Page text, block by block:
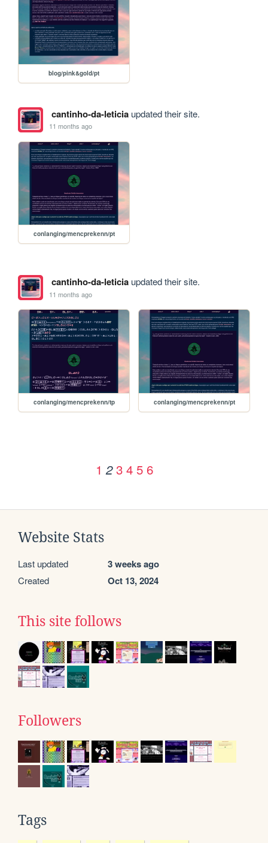
blog/pink&gold/pt
cantinho-da-leticiaupdated their site.
11 months ago
conlanging/mencprekenn/pt
cantinho-da-leticiaupdated their site.
11 months ago
conlanging/mencprekenn/tp conlanging/mencprekenn/pt
1 2 3 4 5 6
Website Stats
Last updated 3 weeks ago
Created Oct 13, 2024
This site follows
Followers
Tags